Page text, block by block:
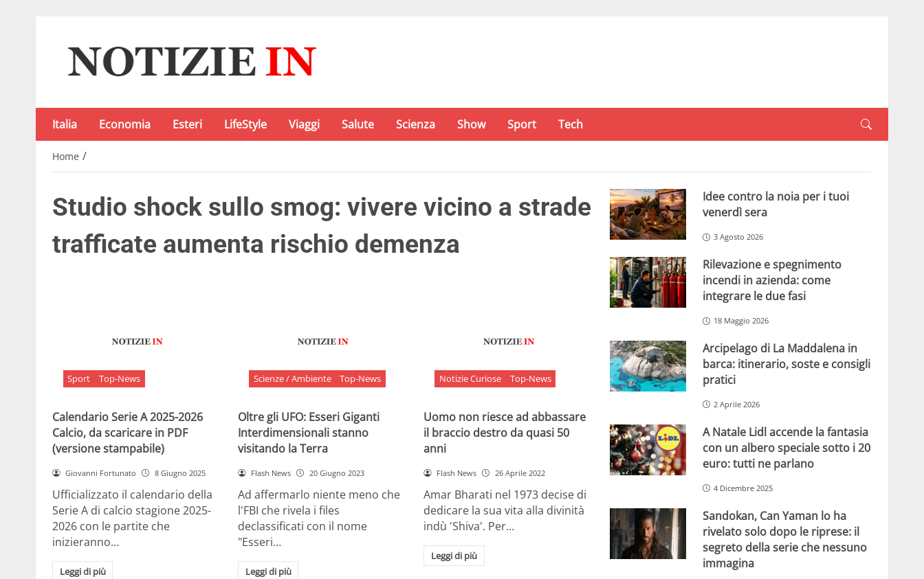
Italia Economia Esteri LifeStyle Viaggi Salute Scienza Show Sport Tech
Home /
Studio shock sullo smog: vivere vicino a strade
trafficate aumenta rischio demenza
Sport Top-News
Calendario Serie A 2025-2026
Calcio, da scaricare in PDF
(versione stampabile)
Giovanni Fortunato 8 Giugno 2025
Ufficializzato il calendario della
Serie A di calcio stagione 2025-
2026 con le partite che
inizieranno…
Leggi di più
Scienze / Ambiente Top-News
Oltre gli UFO: Esseri Giganti
Interdimensionali stanno
visitando la Terra
Flash News 20 Giugno 2023
Ad affermarlo niente meno che
l'FBI che rivela i files
declassificati con il nome
"Esseri…
Leggi di più
Notizie Curiose Top-News
Uomo non riesce ad abbassare
il braccio destro da quasi 50
anni
Flash News 26 Aprile 2022
Amar Bharati nel 1973 decise di
dedicare la sua vita alla divinità
indù 'Shiva'. Per…
Leggi di più
Idee contro la noia per i tuoi
venerdì sera
3 Agosto 2026
Rilevazione e spegnimento
incendi in azienda: come
integrare le due fasi
18 Maggio 2026
Arcipelago di La Maddalena in
barca: itinerario, soste e consigli
pratici
2 Aprile 2026
A Natale Lidl accende la fantasia
con un albero speciale sotto i 20
euro: tutti ne parlano
4 Dicembre 2025
Sandokan, Can Yaman lo ha
rivelato solo dopo le riprese: il
segreto della serie che nessuno
immagina